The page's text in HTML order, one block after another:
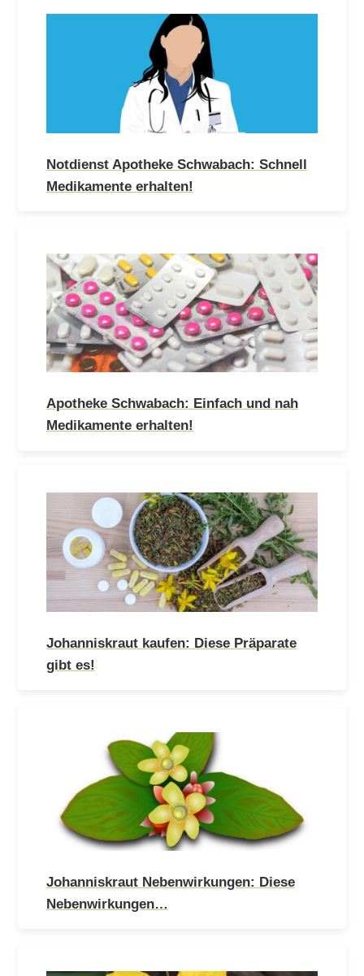
Notdienst Apotheke Schwabach: Schnell
Medikamente erhalten!
Apotheke Schwabach: Einfach und nah
Medikamente erhalten!
Johanniskraut kaufen: Diese Präparate
gibt es!
Johanniskraut Nebenwirkungen: Diese
Nebenwirkungen…